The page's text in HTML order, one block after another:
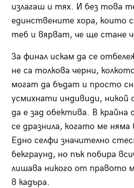
излагаш и тях. И без това
единствените хора, които
теб и вярват, че ще стане
За финал искам да се
не са толкова черни,
могат да бъдат и просто
усмихнати индивиди, никой
да е зад обектива. В крайна
се дразнила, когато ме
Едно селфи значително
бекграунд, но пък побира
лишава никого от правото
в кадъра.